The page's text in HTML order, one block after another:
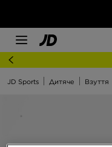
JD Sports Дитяче Взуття